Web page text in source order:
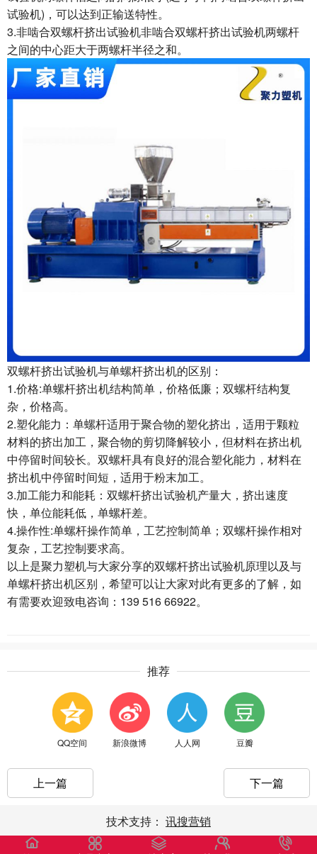
试验机)，可以达到正输送特性。
3.非啮合双螺杆挤出试验机非啮合双螺杆挤出试验机两螺杆
之间的中心距大于两螺杆半径之和。
双螺杆挤出试验机与单螺杆挤出机的区别：
1.价格:单螺杆挤出机结构简单，价格低廉；双螺杆结构复
杂，价格高。
2.塑化能力：单螺杆适用于聚合物的塑化挤出，适用于颗粒
材料的挤出加工，聚合物的剪切降解较小，但材料在挤出机
中停留时间较长。双螺杆具有良好的混合塑化能力，材料在
挤出机中停留时间短，适用于粉末加工。
3.加工能力和能耗：双螺杆挤出试验机产量大，挤出速度
快，单位能耗低，单螺杆差。
4.操作性:单螺杆操作简单，工艺控制简单；双螺杆操作相对
复杂，工艺控制要求高。
以上是聚力塑机与大家分享的双螺杆挤出试验机原理以及与
单螺杆挤出机区别，希望可以让大家对此有更多的了解，如
有需要欢迎致电咨询：139 516 66922。
推荐
QQ空间 新浪微博 人人网 豆瓣
上一篇 下一篇
技术支持： 讯搜营销